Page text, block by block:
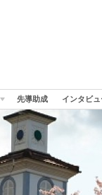
先導助成 インタビュ